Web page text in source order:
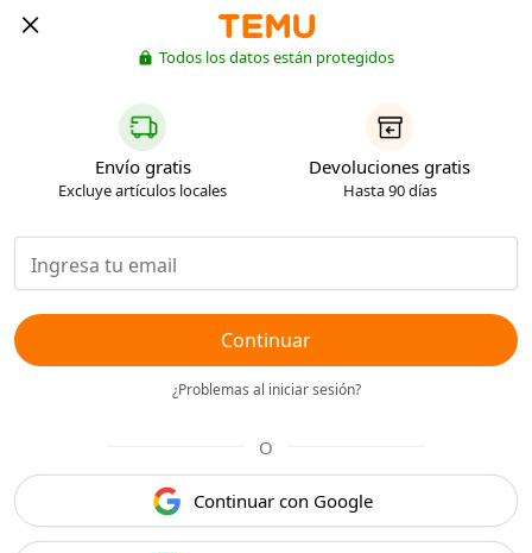
Todos los datos están protegidos
Envío gratis
Excluye artículos locales
Devoluciones gratis
Hasta 90 días
Continuar
¿Problemas al iniciar sesión?
O
Continuar con Google